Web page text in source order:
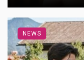
NEWS